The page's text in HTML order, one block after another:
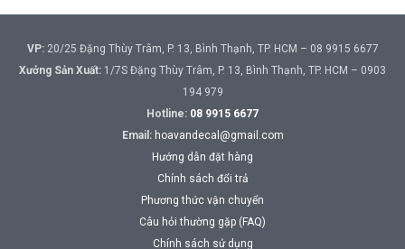
VP:20/25 Đặng Thùy Trâm, P. 13, Bình Thạnh, TP. HCM – 08 9915 6677
Xưởng Sản Xuất: 1/7S Đặng Thùy Trâm, P. 13, Bình Thạnh, TP. HCM – 0903
194 979
Hotline: 08 9915 6677
Email: hoavandecal@gmail.com
Hướng dẫn đặt hàng
Chính sách đổi trả
Phương thức vận chuyển
Câu hỏi thường gặp (FAQ)
Chính sách sử dụng